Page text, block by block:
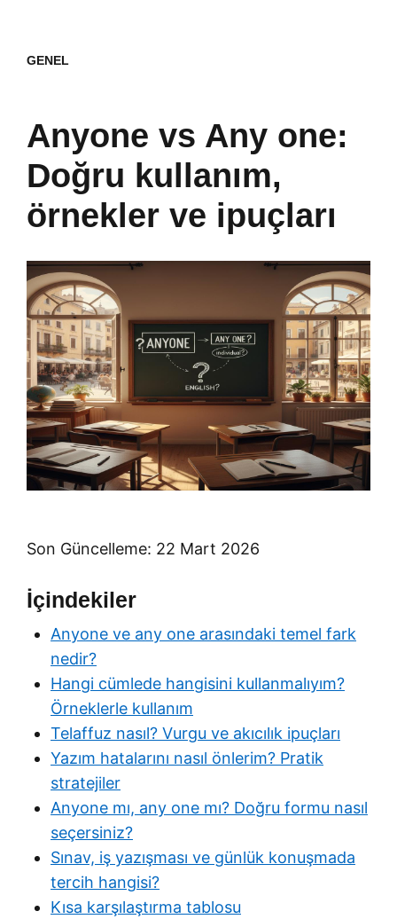
GENEL
Anyone vs Any one:
Doğru kullanım,
örnekler ve ipuçları
Son Güncelleme: 22 Mart 2026
İçindekiler
Anyone ve any one arasındaki temel fark
nedir?
Hangi cümlede hangisini kullanmalıyım?
Örneklerle kullanım
Telaffuz nasıl? Vurgu ve akıcılık ipuçları
Yazım hatalarını nasıl önlerim? Pratik
stratejiler
Anyone mı, any one mı? Doğru formu nasıl
seçersiniz?
Sınav, iş yazışması ve günlük konuşmada
tercih hangisi?
Kısa karşılaştırma tablosu